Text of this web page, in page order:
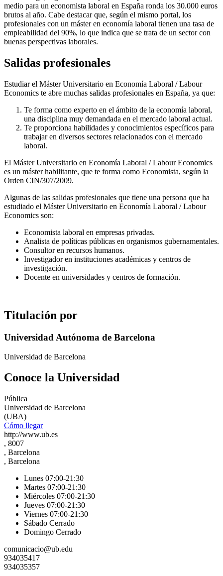
medio para un economista laboral en España ronda los 30.000 euros
brutos al año. Cabe destacar que, según el mismo portal, los
profesionales con un máster en economía laboral tienen una tasa de
empleabilidad del 90%, lo que indica que se trata de un sector con
buenas perspectivas laborales.
Salidas profesionales
Estudiar el Máster Universitario en Economía Laboral / Labour
Economics te abre muchas salidas profesionales en España, ya que:
Te forma como experto en el ámbito de la economía laboral,
una disciplina muy demandada en el mercado laboral actual.
Te proporciona habilidades y conocimientos específicos para
trabajar en diversos sectores relacionados con el mercado
laboral.
El Máster Universitario en Economía Laboral / Labour Economics
es un máster habilitante, que te forma como Economista, según la
Orden CIN/307/2009.
Algunas de las salidas profesionales que tiene una persona que ha
estudiado el Máster Universitario en Economía Laboral / Labour
Economics son:
Economista laboral en empresas privadas.
Analista de políticas públicas en organismos gubernamentales.
Consultor en recursos humanos.
Investigador en instituciones académicas y centros de
investigación.
Docente en universidades y centros de formación.
Titulación por
Universidad Autónoma de Barcelona
Universidad de Barcelona
Conoce la Universidad
Pública
Universidad de Barcelona
(UBA)
Cómo llegar
http://www.ub.es
, 8007
, Barcelona
, Barcelona
Lunes 07:00-21:30
Martes 07:00-21:30
Miércoles 07:00-21:30
Jueves 07:00-21:30
Viernes 07:00-21:30
Sábado Cerrado
Domingo Cerrado
comunicacio@ub.edu
934035417
934035357